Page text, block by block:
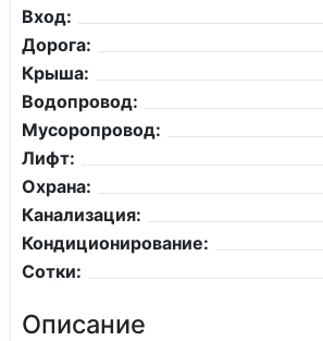
Вход:
Дорога:
Крыша:
Водопровод:
Мусоропровод:
Лифт:
Охрана:
Канализация:
Кондиционирование:
Сотки:
Описание